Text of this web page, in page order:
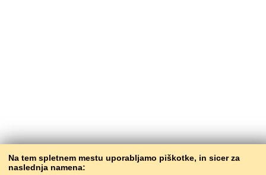
Na tem spletnem mestu uporabljamo piškotke, in sicer za
naslednja namena: